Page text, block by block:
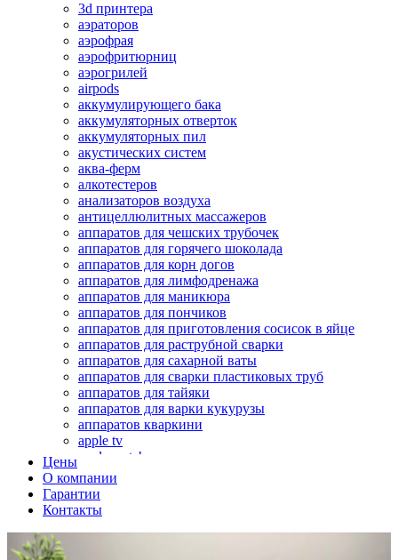
3d принтера
аэраторов
аэрофрая
аэрофритюрниц
аэрогрилей
airpods
аккумулирующего бака
аккумуляторных отверток
аккумуляторных пил
акустических систем
аква-ферм
алкотестеров
анализаторов воздуха
антицеллюлитных массажеров
аппаратов для чешских трубочек
аппаратов для горячего шоколада
аппаратов для корн догов
аппаратов для лимфодренажа
аппаратов для маникюра
аппаратов для пончиков
аппаратов для приготовления сосисок в яйце
аппаратов для раструбной сварки
аппаратов для сахарной ваты
аппаратов для сварки пластиковых труб
аппаратов для тайяки
аппаратов для варки кукурузы
аппаратов кваркини
apple tv
apple watch
аромадиффузоров
аромастанций
ароматизаторов воздуха
аудиоплееров
аудиопроцессоров
Цены
О компании
Гарантии
Контакты